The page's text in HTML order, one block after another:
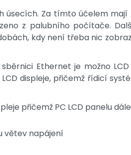
úsecích. Za tímto účelem
z palubního počítače.
kdy není třeba nic
Ethernet je možno
displeje, přičemž řídicí
přičemž PC LCD panelu
větev napájení